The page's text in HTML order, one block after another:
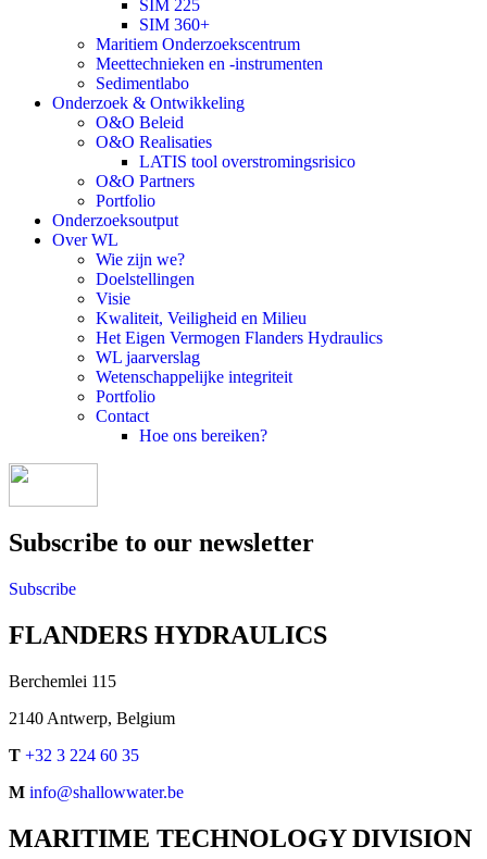
SIM 225
SIM 360+
Maritiem Onderzoekscentrum
Meettechnieken en -instrumenten
Sedimentlabo
Onderzoek & Ontwikkeling
O&O Beleid
O&O Realisaties
LATIS tool overstromingsrisico
O&O Partners
Portfolio
Onderzoeksoutput
Over WL
Wie zijn we?
Doelstellingen
Visie
Kwaliteit, Veiligheid en Milieu
Het Eigen Vermogen Flanders Hydraulics
WL jaarverslag
Wetenschappelijke integriteit
Portfolio
Contact
Hoe ons bereiken?
Subscribe to our newsletter
Subscribe
FLANDERS HYDRAULICS
Berchemlei 115
2140 Antwerp, Belgium
T +32 3 224 60 35
M info@shallowwater.be
MARITIME TECHNOLOGY DIVISION